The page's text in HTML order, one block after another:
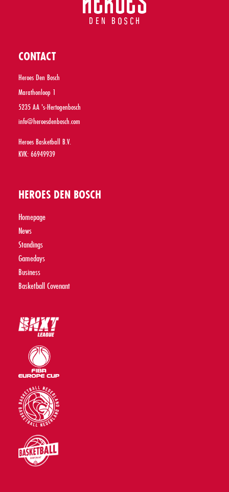
CONTACT
Heroes Den Bosch
Marathonloop 1
5235 AA 's-Hertogenbosch
info@heroesdenbosch.com
Heroes Basketball B.V.
KVK: 66949939
HEROES DEN BOSCH
Homepage
News
Standings
Gamedays
Business
Basketball Covenant